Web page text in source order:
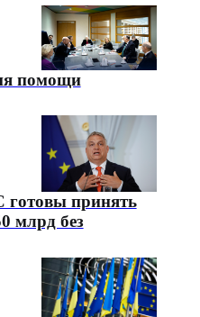
помощи
готовы принять
млрд без